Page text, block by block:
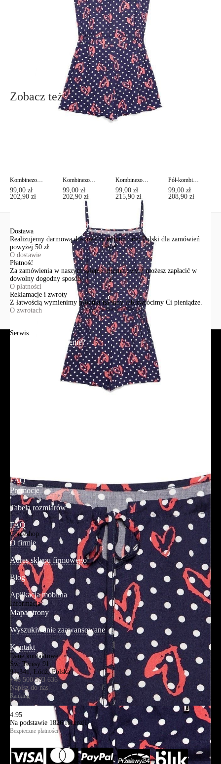
Ten produkt nie ma pytań Możesz zadać pytanie, klikając przycisk
Zobacz też
Kombinezon z nadrukiem zwierzęcym LIANA
99,00 zł
202,90 zł
Kombinezon z etnicznym wzorem MIRACLE
99,00 zł
202,90 zł
Kombinezon z geometrycznym wzorem LIMA
99,00 zł
215,90 zł
Pół-kombinezon w paski z bocznymi kieszeniami MARE
99,00 zł
208,90 zł
Dostawa
Realizujemy darmową dostawę na terenie całej Polski dla zamówień
powyżej 50 zł.
O dostawie
Płatność
Za zamówienia w naszym sklepie internetowym możesz zapłacić w
dowolny dogodny sposób.
O płatności
Reklamacje i zwroty
Z łatwością wymienimy produkt na inny lub zwrócimy Ci pieniądze.
O zwrotach
Serwis
Jak złożyć zamówienie?
FAQ
Promocje
Tabela rozmiarów
FAQ
Conteshop
O firmie
Adres sklepu firmowego
Blog
Aplikacja mobilna
Informacja
Mapa strony
Wyszukiwanie zaawansowane
Kontakt
Dane kontaktowe
Św. Teresy 91,
91-341, Łódź, Polska
+48 500 503 636
Napisz do nas
Ranking
4.95
Na podstawie 1826recenzji
Bezpieczne płatności